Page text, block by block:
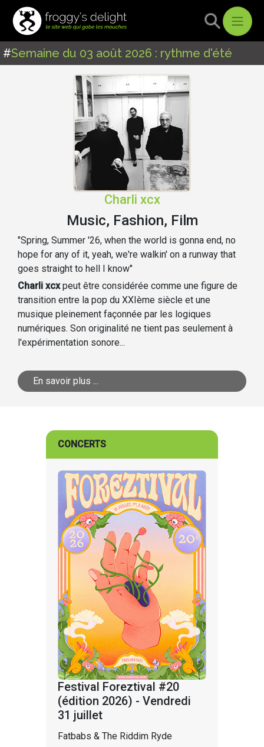
#Semaine du 03 août 2026 : rythme d'été
Charli xcx
Music, Fashion, Film
"Spring, Summer '26, when the world is gonna end, no
hope for any of it, yeah, we're walkin' on a runway that
goes straight to hell I know"
Charli xcxpeut être considérée comme une figure de
transition entre la pop du XXIème siècle et une
musique pleinement façonnée par les logiques
numériques. Son originalité ne tient pas seulement à
l'expérimentation sonore...
En savoir plus ...
CONCERTS
Festival Foreztival #20
(édition 2026) - Vendredi
31 juillet
Fatbabs & The Riddim Ryde